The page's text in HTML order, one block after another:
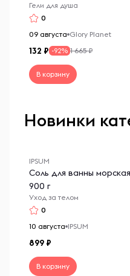
джаз
Гели для душа
0
09 августа Glory Planet
132 -92% 1 665 ₽
В корзину
Новинки
IPSUM
Соль для ванны
900 г
Уход за телом
0
10 августа IPSUM
899
В корзину